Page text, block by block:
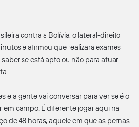
contra a Bolívia, o lateral-direito
e afirmou que realizará exames
saber se está apto ou não para atuar
e a gente vai conversar para ver se é o
em campo. É diferente jogar aqui na
de 48 horas, aquele em que as pernas